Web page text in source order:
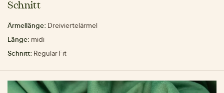
Schnitt
Ärmellänge: Dreiviertelärmel
Länge: midi
Schnitt: Regular Fit